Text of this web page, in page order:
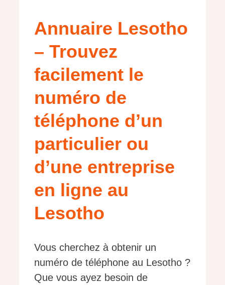
Annuaire Lesotho
– Trouvez
facilement le
numéro de
téléphone d’un
particulier ou
d’une entreprise
en ligne au
Lesotho
Vous cherchez à obtenir un
numéro de téléphone au Lesotho ?
Que vous ayez besoin de